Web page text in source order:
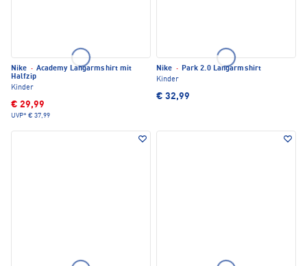
Nike · Academy Langarmshirt mit
Halfzip
Kinder
€ 29,99
UVP* € 37,99
Nike · Park 2.0 Langarmshirt
Kinder
€ 32,99